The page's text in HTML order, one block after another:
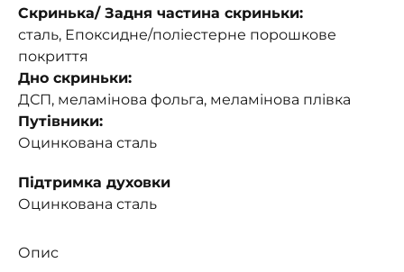
Скринька/ Задня частина скриньки:
сталь, Епоксидне/поліестерне порошкове
покриття
Дно скриньки:
ДСП, меламінова фольга, меламінова плівка
Путівники:
Оцинкована сталь
Підтримка духовки
Оцинкована сталь
Опис